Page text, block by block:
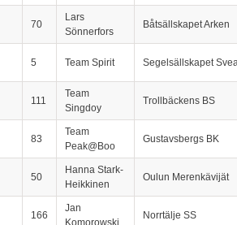
70
Lars
Sönnerfors
Båtsällskapet Arken
5 Team Spirit Segelsällskapet
111
Team
Singdoy
Trollbäckens BS
83
Team
Peak@Boo
Gustavsbergs BK
50
Hanna Stark-
Heikkinen
Oulun Merenkävijät
166
Jan
Komorowski
Norrtälje SS